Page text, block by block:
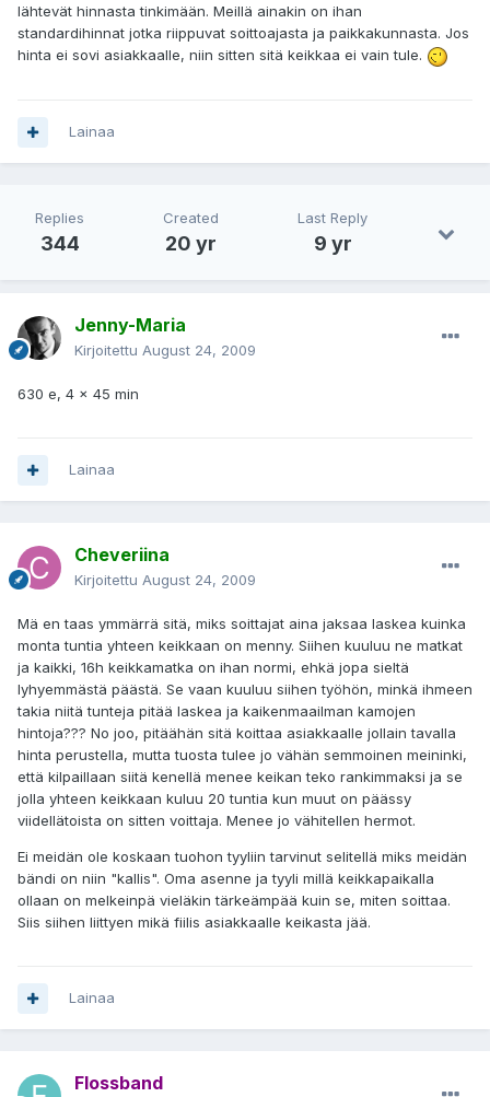
lähtevät hinnasta tinkimään. Meillä ainakin on ihan
standardihinnat jotka riippuvat soittoajasta ja paikkakunnasta. Jos
hinta ei sovi asiakkaalle, niin sitten sitä keikkaa ei vain tule.
Lainaa
Replies
344
Created
20 yr
Last Reply
9 yr
Jenny-Maria
Kirjoitettu August 24, 2009
630 e, 4 x 45 min
Lainaa
Cheveriina
Kirjoitettu August 24, 2009
Mä en taas ymmärrä sitä, miks soittajat aina jaksaa laskea kuinka
monta tuntia yhteen keikkaan on menny. Siihen kuuluu ne matkat
ja kaikki, 16h keikkamatka on ihan normi, ehkä jopa sieltä
lyhyemmästä päästä. Se vaan kuuluu siihen työhön, minkä ihmeen
takia niitä tunteja pitää laskea ja kaikenmaailman kamojen
hintoja??? No joo, pitäähän sitä koittaa asiakkaalle jollain tavalla
hinta perustella, mutta tuosta tulee jo vähän semmoinen meininki,
että kilpaillaan siitä kenellä menee keikan teko rankimmaksi ja se
jolla yhteen keikkaan kuluu 20 tuntia kun muut on päässy
viidellätoista on sitten voittaja. Menee jo vähitellen hermot.
Ei meidän ole koskaan tuohon tyyliin tarvinut selitellä miks meidän
bändi on niin "kallis". Oma asenne ja tyyli millä keikkapaikalla
ollaan on melkeinpä vieläkin tärkeämpää kuin se, miten soittaa.
Siis siihen liittyen mikä fiilis asiakkaalle keikasta jää.
Lainaa
Flossband